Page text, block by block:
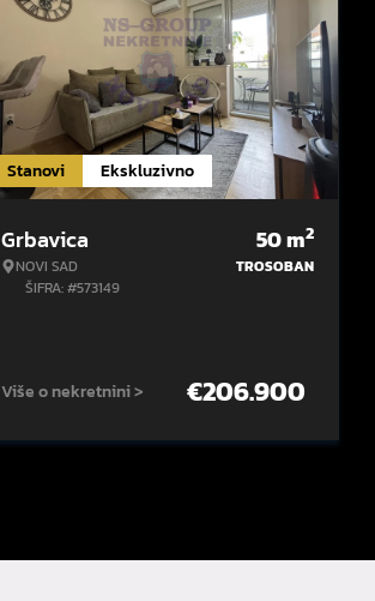
Stanovi Ekskluzivno
Grbavica
NOVI SAD
ŠIFRA: #573149
50m2
TROSOBAN
Više o nekretnini > €206.900